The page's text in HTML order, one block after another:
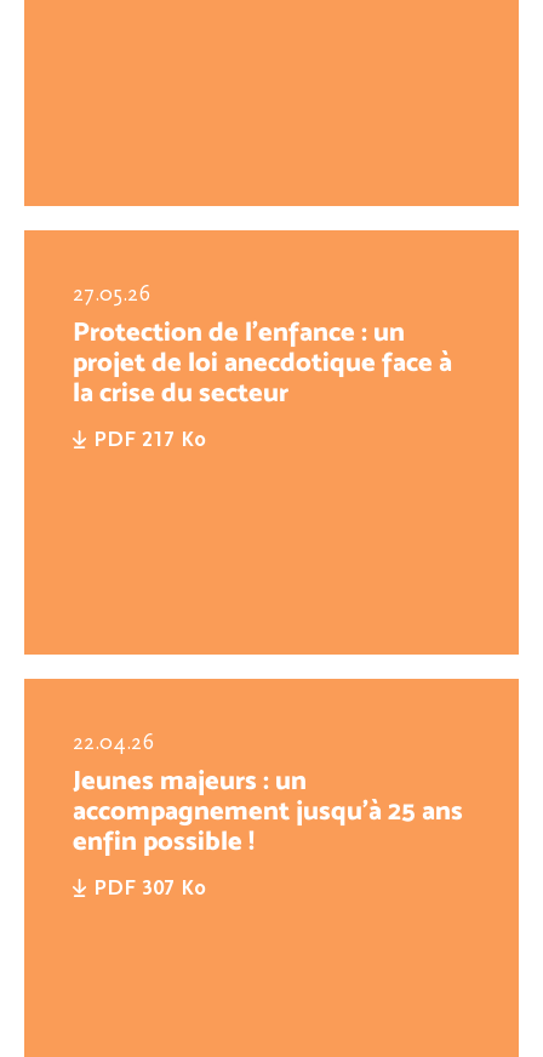
27.05.26
Protection de l’enfance : un
projet de loi anecdotique face à
la crise du secteur
PDF 217 Ko
22.04.26
Jeunes majeurs : un
accompagnement jusqu’à 25 ans
enfin possible !
PDF 307 Ko